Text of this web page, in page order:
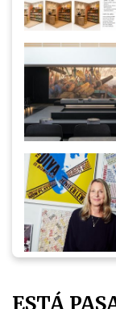
ESTÁ